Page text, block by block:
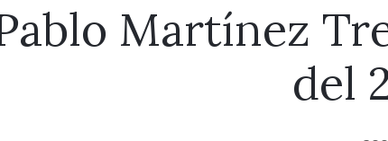
Martínez
del